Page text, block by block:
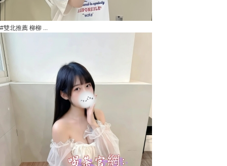
#雙北推薦 柳柳 ...